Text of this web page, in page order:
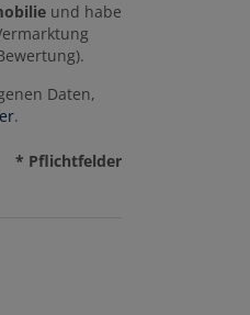
und habe
Daten,
.
* Pflichtfelder